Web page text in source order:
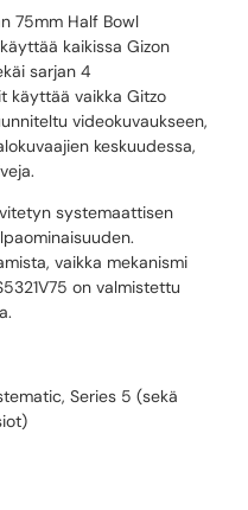
75mm Half Bowl
kaikissa Gizon
sarjan 4
käyttää vaikka Gitzo
videokuvaukseen,
keskuudessa,
systemaattisen
vaikka mekanismi
on valmistettu
Series 5 (sekä